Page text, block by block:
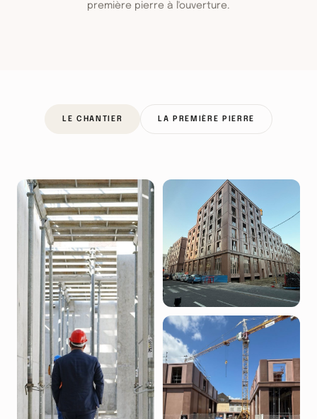
première pierre à l'ouverture.
LE CHANTIER LA PREMIÈRE PIERRE